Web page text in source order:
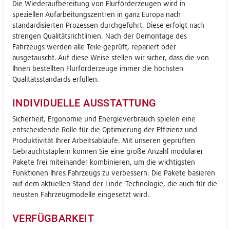
Die Wiederaufbereitung von Flurförderzeugen wird in
speziellen Aufarbeitungszentren in ganz Europa nach
standardisierten Prozessen durchgeführt. Diese erfolgt nach
strengen Qualitätsrichtlinien. Nach der Demontage des
Fahrzeugs werden alle Teile geprüft, repariert oder
ausgetauscht. Auf diese Weise stellen wir sicher, dass die von
Ihnen bestellten Flurförderzeuge immer die höchsten
Qualitätsstandards erfüllen.
INDIVIDUELLE AUSSTATTUNG
Sicherheit, Ergonomie und Energieverbrauch spielen eine
entscheidende Rolle für die Optimierung der Effizienz und
Produktivität Ihrer Arbeitsabläufe. Mit unseren geprüften
Gebrauchtstaplern können Sie eine große Anzahl modularer
Pakete frei miteinander kombinieren, um die wichtigsten
Funktionen Ihres Fahrzeugs zu verbessern. Die Pakete basieren
auf dem aktuellen Stand der Linde-Technologie, die auch für die
neusten Fahrzeugmodelle eingesetzt wird.
VERFÜGBARKEIT